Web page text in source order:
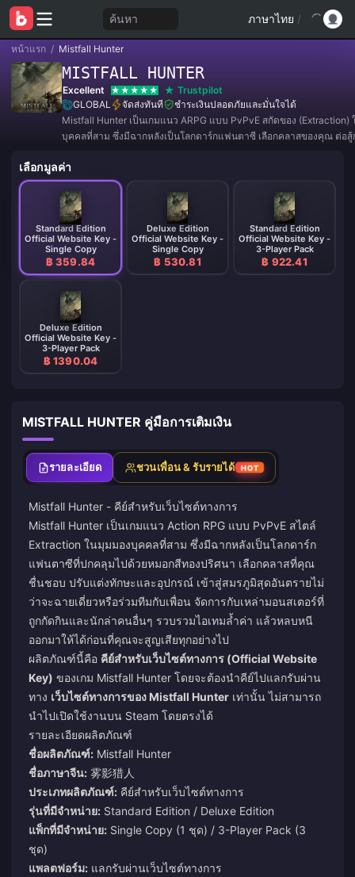
ค้นหา ภาษาไทย /
หน้าแรก / Mistfall Hunter
MISTFALL HUNTER
Excellent
Trustpilot
GLOBAL
จัดส่งทันที
ชำระเงินปลอดภัยและมั่นใจได้
Mistfall Hunter เป็นเกมแนว ARPG แบบ PvPvE สกัดของ (Extraction)
บุคคลที่สาม ซึ่งมีฉากหลังเป็นโลกดาร์กแฟนตาซี เลือกคลาสของคุณ ต่อสู้
เลือกมูลค่า
Standard Edition
Official Website Key -
Single Copy
฿ 359.84
Deluxe Edition
Official Website Key -
Single Copy
฿ 530.81
Standard Edition
Official Website Key -
3-Player Pack
฿ 922.41
Deluxe Edition
Official Website Key -
3-Player Pack
฿ 1390.04
MISTFALL HUNTER คู่มือการเติมเงิน
รายละเอียด ชวนเพื่อน & รับรายได้ HOT
Mistfall Hunter - คีย์สำหรับเว็บไซต์ทางการ
Mistfall Hunter เป็นเกมแนว Action RPG แบบ PvPvE สไตล์
Extraction ในมุมมองบุคคลที่สาม ซึ่งมีฉากหลังเป็นโลกดาร์ก
แฟนตาซีที่ปกคลุมไปด้วยหมอกสีทองปริศนา เลือกคลาสที่คุณ
ชื่นชอบ ปรับแต่งทักษะและอุปกรณ์ เข้าสู่สมรภูมิสุดอันตรายไม่
ว่าจะฉายเดี่ยวหรือร่วมทีมกับเพื่อน จัดการกับเหล่ามอนสเตอร์ที่
ถูกกัดกินและนักล่าคนอื่นๆ รวบรวมไอเทมล้ำค่า แล้วหลบหนี
ออกมาให้ได้ก่อนที่คุณจะสูญเสียทุกอย่างไป
ผลิตภัณฑ์นี้คือ คีย์สำหรับเว็บไซต์ทางการ (Official Website
Key) ของเกม Mistfall Hunter โดยจะต้องนำคีย์ไปแลกรับผ่าน
ทาง เว็บไซต์ทางการของ Mistfall Hunter เท่านั้น ไม่สามารถ
นำไปเปิดใช้งานบน Steam โดยตรงได้
รายละเอียดผลิตภัณฑ์
ชื่อผลิตภัณฑ์: Mistfall Hunter
ชื่อภาษาจีน: 雾影猎人
ประเภทผลิตภัณฑ์: คีย์สำหรับเว็บไซต์ทางการ
รุ่นที่มีจำหน่าย: Standard Edition / Deluxe Edition
แพ็กที่มีจำหน่าย: Single Copy (1 ชุด) / 3-Player Pack (3
ชุด)
แพลตฟอร์ม: แลกรับผ่านเว็บไซต์ทางการ